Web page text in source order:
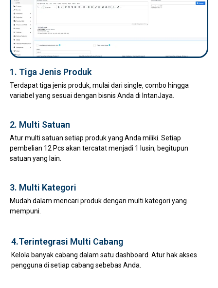
1. Tiga Jenis Produk
Terdapat tiga jenis produk, mulai dari single, combo hingga
variabel yang sesuai dengan bisnis Anda di IntanJaya.
2. Multi Satuan
Atur multi satuan setiap produk yang Anda miliki. Setiap
pembelian 12 Pcs akan tercatat menjadi 1 lusin, begitupun
satuan yang lain.
3. Multi Kategori
Mudah dalam mencari produk dengan multi kategori yang
mempuni.
4.Terintegrasi Multi Cabang
Kelola banyak cabang dalam satu dashboard. Atur hak akses
pengguna di setiap cabang sebebas Anda.